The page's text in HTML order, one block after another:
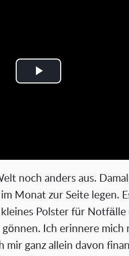
P
V
i
d
e
noch anders aus.
Monat zur Seite legen.
Polster für
Ich erinnere mich
mir ganz allein davon